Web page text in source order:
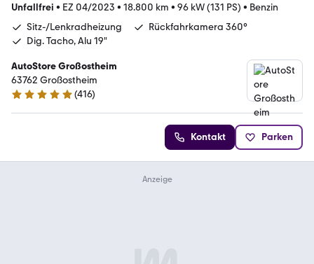
Unfallfrei • EZ 04/2023 • 18.800 km • 96 kW (131 PS) • Benzin
Sitz-/Lenkradheizung
Rückfahrkamera 360°
Dig. Tacho, Alu 19"
AutoStore Großostheim
63762 Großostheim
5 Sterne
(416)
Kontakt Parken